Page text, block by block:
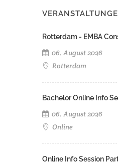
Rotterdam - EMBA
06. August 2026
Rotterdam
Bachelor Online Info
06. August 2026
Online
Online Info Session